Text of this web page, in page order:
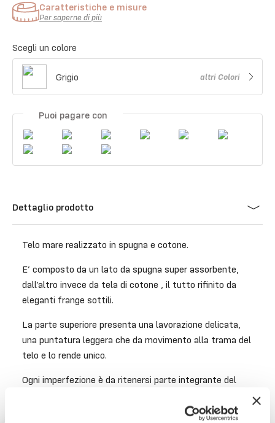
Caratteristiche e misure
Per saperne di più
Scegli un colore
Grigio altriColori
Puoi pagare con
Dettaglio prodotto
Telo mare realizzato in spugna e cotone.
E’ composto da un lato da spugna super assorbente,
dall’altro invece da tela di cotone , il tutto rifinito da
eleganti frange sottili.
La parte superiore presenta una lavorazione delicata,
una puntatura leggera che da movimento alla trama del
telo e lo rende unico.
Ogni imperfezione è da ritenersi parte integrante del
Al Mare, in Piscina o sulla Sdraio del vostro Giardino,